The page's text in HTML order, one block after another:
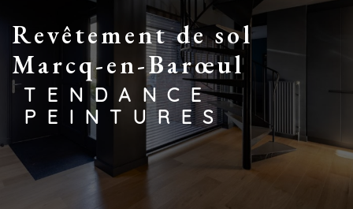
revêtement de sol
Marcq-en-Barœul
TENDANCE
PEINTURES